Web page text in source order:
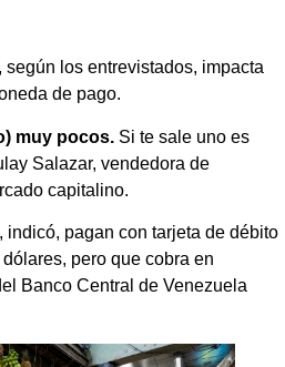
los entrevistados, impacta
de pago.
muy pocos. Si te sale uno es
Salazar, vendedora de
capitalino.
indicó, pagan con tarjeta de débito
pero que cobra en
Banco Central de Venezuela